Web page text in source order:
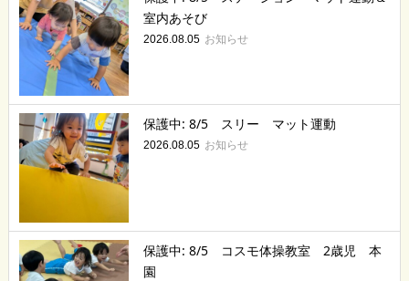
室内あそび
2026.08.05 お知らせ
保護中: 8/5 スリー マット運動
2026.08.05 お知らせ
保護中: 8/5 コスモ体操教室 2歳児 本
園